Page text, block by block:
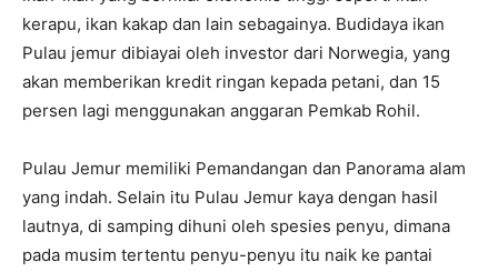
kerapu, ikan kakap dan lain sebagainya. Budidaya ikan
Pulau jemur dibiayai oleh investor dari Norwegia, yang
akan memberikan kredit ringan kepada petani, dan 15
persen lagi menggunakan anggaran Pemkab Rohil.
Pulau Jemur memiliki Pemandangan dan Panorama alam
yang indah. Selain itu Pulau Jemur kaya dengan hasil
lautnya, di samping dihuni oleh spesies penyu, dimana
pada musim tertentu penyu-penyu itu naik ke pantai